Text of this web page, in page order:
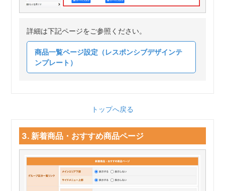
詳細は下記ページをご参照ください。
商品一覧ページ設定（レスポンシブデザインテ
ンプレート）
トップへ戻る
3. 新着商品・おすすめ商品ページ